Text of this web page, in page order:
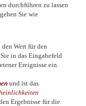
durchführen zu lassen
Sie wie
den Wert für den
in das Eingabefeld
Ereignisse ein.
und ist das
Ergebnisse für die